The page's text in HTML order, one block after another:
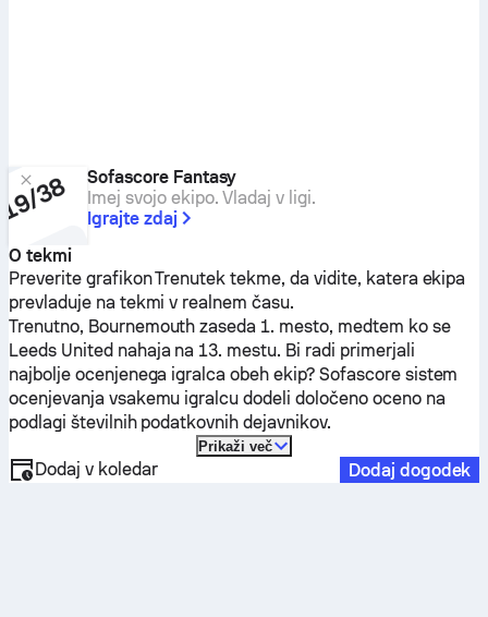
Sofascore Fantasy
Imej svojo ekipo. Vladaj v ligi.
Igrajte zdaj
O tekmi
Preverite grafikon Trenutek tekme, da vidite, katera ekipa
prevladuje na tekmi v realnem času.
Trenutno, Bournemouth zaseda 1. mesto, medtem ko se
Leeds United nahaja na 13. mestu. Bi radi primerjali
najbolje ocenjenega igralca obeh ekip? Sofascore sistem
ocenjevanja vsakemu igralcu dodeli določeno oceno na
podlagi številnih podatkovnih dejavnikov.
Prikaži več
Dodaj v koledar Dodaj dogodek